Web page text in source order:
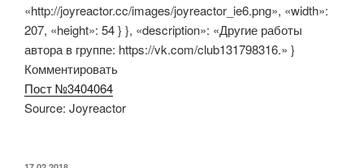
«http://joyreactor.cc/images/joyreactor_ie6.png», «width»:
207, «height»: 54 } }, «description»: «Другие работы
автора в группе: https://vk.com/club131798316.» }
Комментировать
Пост №3404064
Source: Joyreactor